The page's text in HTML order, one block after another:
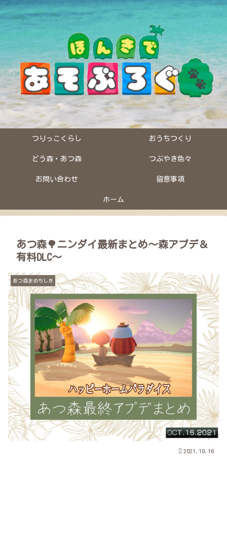
つりっこくらし おうちつくり
どう森・あつ森 つぶやき色々
お問い合わせ 留意事項
ホーム
あつ森🌳ニンダイ最新まとめ～森アプデ＆
有料DLC～
あつ森まめちしき
2021.10.16